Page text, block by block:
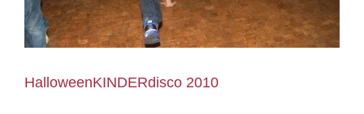
HalloweenKINDERdisco 2010